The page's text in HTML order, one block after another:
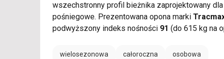
wszechstronny profil bieżnika zaprojektowany
pośniegowe. Prezentowana opona marki
podwyższony indeks nośności 91 (do 615 kg na
wielosezonowa całoroczna osobowa